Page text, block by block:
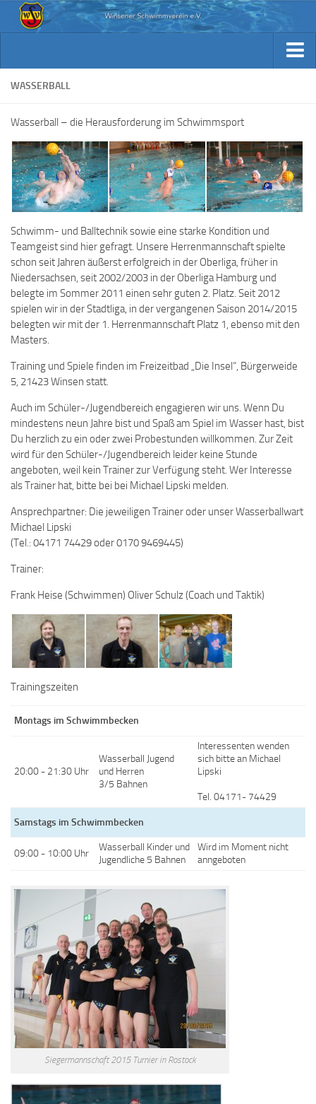
Verein / Kontakt
Sponsoren
Fotos
Beiträge & Downloads
Kennst Du schon…
Aktuelles
Verein / Kontakt
Sponsoren
Fotos
Beiträge & Downloads
Kennst Du schon…
WASSERBALL
Wasserball – die Herausforderung im Schwimmsport
Schwimm- und Balltechnik sowie eine starke Kondition und
Teamgeist sind hier gefragt. Unsere Herrenmannschaft spielte
schon seit Jahren äußerst erfolgreich in der Oberliga, früher in
Niedersachsen, seit 2002/2003 in der Oberliga Hamburg und
belegte im Sommer 2011 einen sehr guten 2. Platz. Seit 2012
spielen wir in der Stadtliga, in der vergangenen Saison 2014/2015
belegten wir mit der 1. Herrenmannschaft Platz 1, ebenso mit den
Masters.
Training und Spiele finden im Freizeitbad „Die Insel“, Bürgerweide
5, 21423 Winsen statt.
Auch im Schüler-/Jugendbereich engagieren wir uns. Wenn Du
mindestens neun Jahre bist und Spaß am Spiel im Wasser hast, bist
Du herzlich zu ein oder zwei Probestunden willkommen. Zur Zeit
wird für den Schüler-/Jugendbereich leider keine Stunde
angeboten, weil kein Trainer zur Verfügung steht. Wer Interesse
als Trainer hat, bitte bei bei Michael Lipski melden.
Ansprechpartner: Die jeweiligen Trainer oder unser Wasserballwart
Michael Lipski
(Tel.: 04171 74429 oder 0170 9469445)
Trainer:
Frank Heise (Schwimmen) Oliver Schulz (Coach und Taktik)
Trainingszeiten
Montags im Schwimmbecken
20:00 - 21:30 Uhr
Wasserball Jugend
und Herren
3/5 Bahnen
Interessenten wenden
sich bitte an Michael
Lipski
Tel. 04171- 74429
Samstags im Schwimmbecken
09:00 - 10:00 Uhr
Wasserball Kinder und
Jugendliche 5 Bahnen
Wird im Moment nicht
anngeboten
Siegermannschaft 2015 Turnier in Rostock